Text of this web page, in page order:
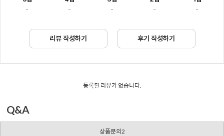
- - - - -
리뷰 작성하기 후기 작성하기
등록된 리뷰가 없습니다.
Q&A
상품문의2